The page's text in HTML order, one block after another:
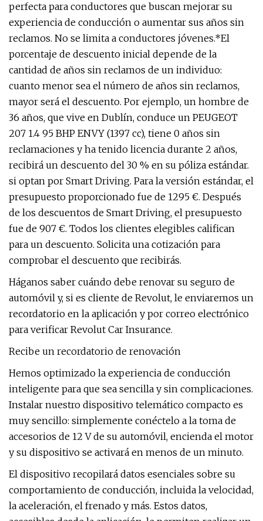
perfecta para conductores que buscan mejorar su
experiencia de conducción o aumentar sus años sin
reclamos. No se limita a conductores jóvenes.*El
porcentaje de descuento inicial depende de la
cantidad de años sin reclamos de un individuo:
cuanto menor sea el número de años sin reclamos,
mayor será el descuento. Por ejemplo, un hombre de
36 años, que vive en Dublín, conduce un PEUGEOT
207 1.4 95 BHP ENVY (1397 cc), tiene 0 años sin
reclamaciones y ha tenido licencia durante 2 años,
recibirá un descuento del 30 % en su póliza estándar.
si optan por Smart Driving. Para la versión estándar, el
presupuesto proporcionado fue de 1295 €. Después
de los descuentos de Smart Driving, el presupuesto
fue de 907 €. Todos los clientes elegibles califican
para un descuento. Solicita una cotización para
comprobar el descuento que recibirás.
Háganos saber cuándo debe renovar su seguro de
automóvil y, si es cliente de Revolut, le enviaremos un
recordatorio en la aplicación y por correo electrónico
para verificar Revolut Car Insurance.
Recibe un recordatorio de renovación
Hemos optimizado la experiencia de conducción
inteligente para que sea sencilla y sin complicaciones.
Instalar nuestro dispositivo telemático compacto es
muy sencillo: simplemente conéctelo a la toma de
accesorios de 12 V de su automóvil, encienda el motor
y su dispositivo se activará en menos de un minuto.
El dispositivo recopilará datos esenciales sobre su
comportamiento de conducción, incluida la velocidad,
la aceleración, el frenado y más. Estos datos,